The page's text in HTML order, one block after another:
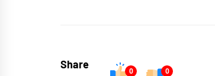
Share
0 0